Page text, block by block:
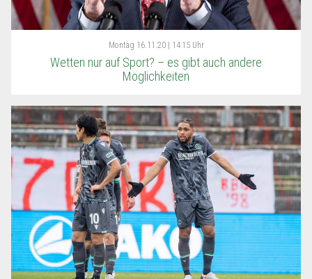
Montag 16.11.20 | 14:15 Uhr
Wetten nur auf Sport? – es gibt auch andere
Möglichkeiten